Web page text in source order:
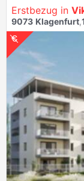
Erstbezug in
9073 Klagenfurt,